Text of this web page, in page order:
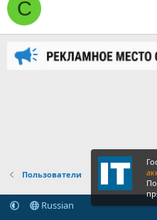
C
Пользователи
Russian